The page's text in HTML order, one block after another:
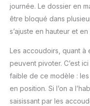
journée. Le dossier en
être bloqué dans
s’ajuste en hauteur et
Les accoudoirs, quant à
peuvent pivoter. C’est
faible de ce modèle :
en position. Si l’on a
saisissant par les